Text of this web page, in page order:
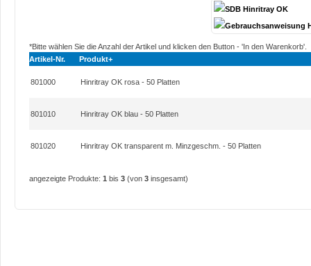
SDB Hinritray OK
Gebrauchsanweisung
*Bitte wählen Sie die Anzahl der Artikel und klicken den Button - 'In den Warenkorb'.
Artikel-Nr.
Produkt+
801000 Hinritray OK rosa - 50 Platten
801010 Hinritray OK blau - 50 Platten
801020 Hinritray OK transparent m. Minzgeschm. - 50 Platten
angezeigte Produkte: 1 bis 3 (von 3 insgesamt)